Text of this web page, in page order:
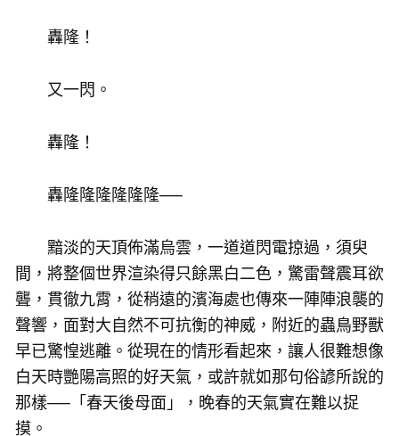
轟隆！
又一閃。
轟隆！
轟隆隆隆隆隆隆──
黯淡的天頂佈滿烏雲，一道道閃電掠過，須臾
間，將整個世界渲染得只餘黑白二色，驚雷聲震耳欲
聾，貫徹九霄，從稍遠的濱海處也傳來一陣陣浪襲的
聲響，面對大自然不可抗衡的神威，附近的蟲鳥野獸
早已驚惶逃離。從現在的情形看起來，讓人很難想像
白天時艷陽高照的好天氣，或許就如那句俗諺所說的
那樣──「春天後母面」，晚春的天氣實在難以捉
摸。